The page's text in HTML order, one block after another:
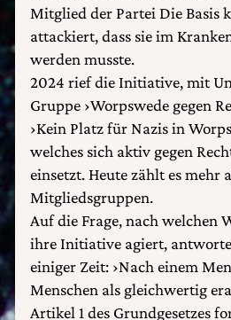
Mitglied der Partei Die Basis
attackiert, dass sie im
werden musste.
2024 rief die Initiative, mit
Gruppe ›Worpswede gegen
›Kein Platz für Nazis in
welches sich aktiv gegen
einsetzt. Heute zählt es mehr
Mitgliedsgruppen.
Auf die Frage, nach welchen
ihre Initiative agiert,
einiger Zeit: ›Nach einem
Menschen als gleichwertig
Artikel 1 des Grundgesetzes